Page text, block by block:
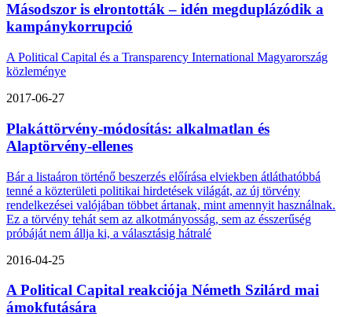
Másodszor is elrontották – idén megduplázódik a
kampánykorrupció
A Political Capital és a Transparency International Magyarország
közleménye
2017-06-27
Plakáttörvény-módosítás: alkalmatlan és
Alaptörvény-ellenes
Bár a listaáron történő beszerzés előírása elviekben átláthatóbbá
tenné a közterületi politikai hirdetések világát, az új törvény
rendelkezései valójában többet ártanak, mint amennyit használnak.
Ez a törvény tehát sem az alkotmányosság, sem az ésszerűség
próbáját nem állja ki, a választásig hátralé
2016-04-25
A Political Capital reakciója Németh Szilárd mai
ámokfutására